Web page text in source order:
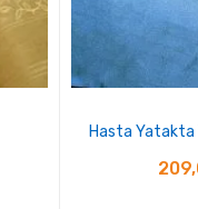
Hasta Yatakta